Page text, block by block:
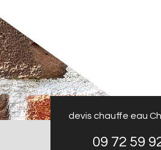
devis chauffe eau
09 72 59